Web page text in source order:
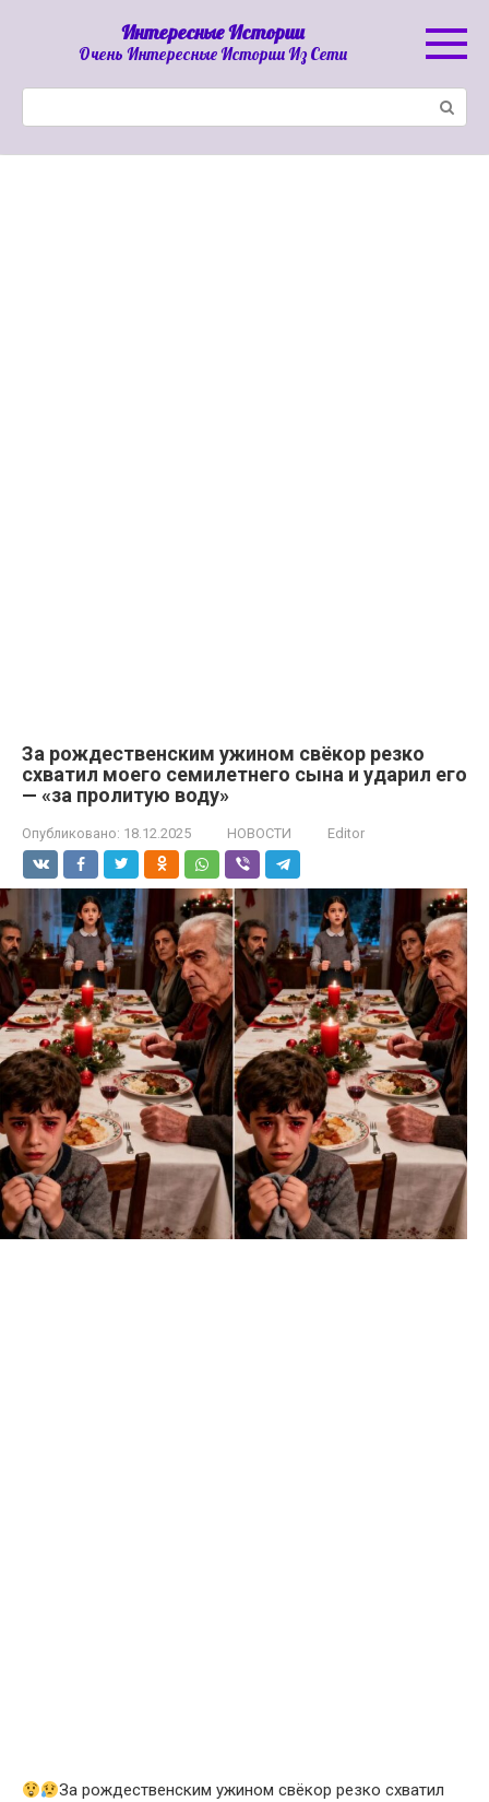
Интересные Истории
Очень Интересные Истории Из Сети
За рождественским ужином свёкор резко
схватил моего семилетнего сына и ударил его
— «за пролитую воду»
Опубликовано: 18.12.2025 НОВОСТИ Editor
За рождественским ужином свёкор резко схватил